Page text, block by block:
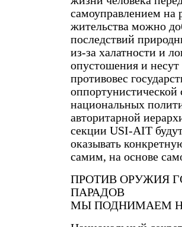
самоуправлением на
жительства можно
последствий
из-за халатности и
опустошения и
противовес
национальных
авторитарной
секции USI-AIT
оказывать
самим, на основе
ПРОТИВ ОРУЖИЯ
ПАРАДОВ
МЫ ПОДНИМАЕМ